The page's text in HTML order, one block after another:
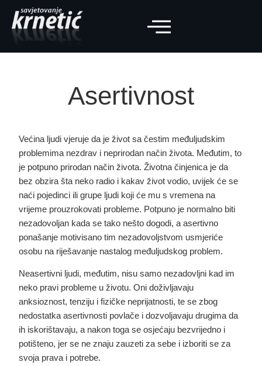
Asertivnost
Većina ljudi vjeruje da je život sa čestim međuljudskim
problemima nezdrav i neprirodan način života. Međutim, to
je potpuno prirodan način života. Životna činjenica je da
bez obzira šta neko radio i kakav život vodio, uvijek će se
naći pojedinci ili grupe ljudi koji će mu s vremena na
vrijeme prouzrokovati probleme. Potpuno je normalno biti
nezadovoljan kada se tako nešto dogodi, a asertivno
ponašanje motivisano tim nezadovoljstvom usmjeriće
osobu na riješavanje nastalog međuljudskog problem.
Neasertivni ljudi, međutim, nisu samo nezadovljni kad im
neko pravi probleme u životu. Oni doživljavaju
anksioznost, tenziju i fizičke neprijatnosti, te se zbog
nedostatka asertivnosti povlače i dozvoljavaju drugima da
ih iskorištavaju, a nakon toga se osjećaju bezvrijedno i
potišteno, jer se ne znaju zauzeti za sebe i izboriti se za
svoja prava i potrebe.